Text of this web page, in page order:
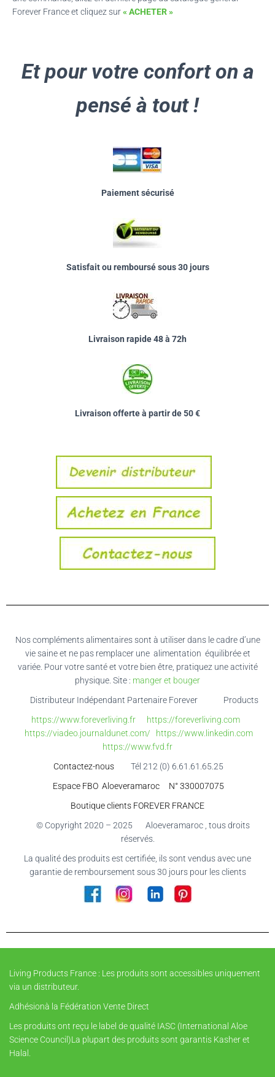
Forever France et cliquez sur« ACHETER »
Et pour votre confort on a
pensé à tout !
Paiement sécurisé
Satisfait ou remboursé sous 30 jours
Livraison rapide 48 à 72h
Livraison offerte à partir de 50 €
Nos compléments alimentaires sont à utiliser dans le cadre d’une
vie saine et ne pas remplacer une alimentation équilibrée et
variée. Pour votre santé et votre bien être, pratiquez une activité
physique. Site : manger et bouger
Distributeur Indépendant Partenaire Forever
Products
https://www.foreverliving.fr
https://foreverliving.com
https://viadeo.journaldunet.com/ https://www.linkedin.com
https://www.fvd.fr
Contactez-nous
Tél 212 (0) 6.61.61.65.25
Espace FBO Aloeveramaroc N° 330007075
Boutique clients FOREVER FRANCE
© Copyright 2020 – 2025 Aloeveramaroc , tous droits
réservés.
La qualité des produits est certifiée, ils sont vendus avec une
garantie de remboursement sous 30 jours pour les clients
Living Products France : Les produits sont accessibles uniquement
via un distributeur.
Adhésionà la Fédération Vente Direct
Les produits ont reçu le label de qualité IASC (International Aloe
Science Council)La plupart des produits sont garantis Kasher et
Halal.